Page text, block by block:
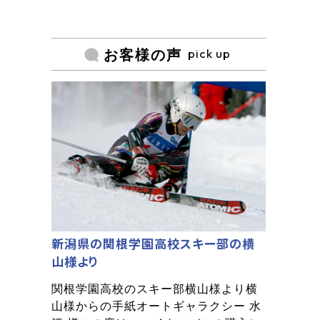
お客様の声 pick up
新潟県の関根学園高校スキー部の横
山様より
関根学園高校のスキー部横山様より横
山様からの手紙オートギャラクシー 水